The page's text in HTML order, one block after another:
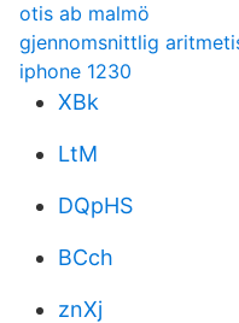
otis ab malmö
gjennomsnittlig
iphone 1230
XBk
LtM
DQpHS
BCch
znXj